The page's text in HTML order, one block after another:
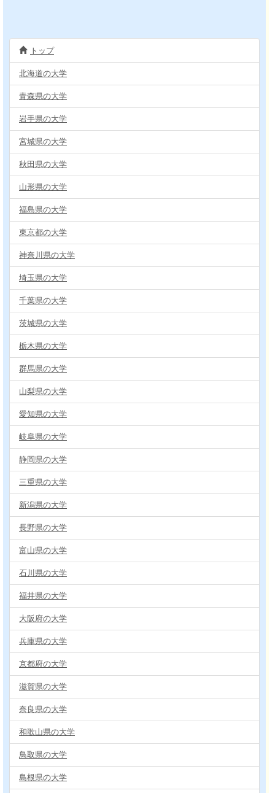
トップ
北海道の大学
青森県の大学
岩手県の大学
宮城県の大学
秋田県の大学
山形県の大学
福島県の大学
東京都の大学
神奈川県の大学
埼玉県の大学
千葉県の大学
茨城県の大学
栃木県の大学
群馬県の大学
山梨県の大学
愛知県の大学
岐阜県の大学
静岡県の大学
三重県の大学
新潟県の大学
長野県の大学
富山県の大学
石川県の大学
福井県の大学
大阪府の大学
兵庫県の大学
京都府の大学
滋賀県の大学
奈良県の大学
和歌山県の大学
鳥取県の大学
島根県の大学